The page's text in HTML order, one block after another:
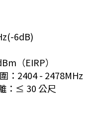
6dB)
（EIRP）
：2404 - 2478MHz
：≤ 30 公尺